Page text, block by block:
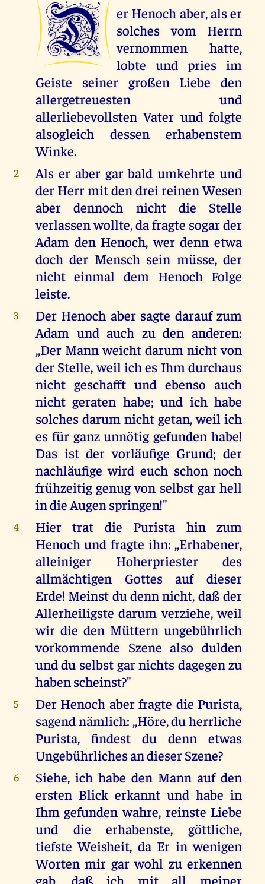
D
er Henoch aber, als er
solches vom Herrn
vernommen hatte,
lobte und pries im
Geiste seiner großen Liebe den
allergetreuesten und
allerliebevollsten Vater und folgte
alsogleich dessen erhabenstem
Winke.
2
Als er aber gar bald umkehrte und
der Herr mit den drei reinen Wesen
aber dennoch nicht die Stelle
verlassen wollte, da fragte sogar der
Adam den Henoch, wer denn etwa
doch der Mensch sein müsse, der
nicht einmal dem Henoch Folge
leiste.
3
Der Henoch aber sagte darauf zum
Adam und auch zu den anderen:
,,Der Mann weicht darum nicht von
der Stelle, weil ich es Ihm durchaus
nicht geschafft und ebenso auch
nicht geraten habe; und ich habe
solches darum nicht getan, weil ich
es für ganz unnötig gefunden habe!
Das ist der vorläufige Grund; der
nachläufige wird euch schon noch
frühzeitig genug von selbst gar hell
in die Augen springen!"
4
Hier trat die Purista hin zum
Henoch und fragte ihn: ,,Erhabener,
alleiniger Hoherpriester des
allmächtigen Gottes auf dieser
Erde! Meinst du denn nicht, daß der
Allerheiligste darum verziehe, weil
wir die den Müttern ungebührlich
vorkommende Szene also dulden
und du selbst gar nichts dagegen zu
haben scheinst?"
5
Der Henoch aber fragte die Purista,
sagend nämlich: ,,Höre, du herrliche
Purista, findest du denn etwas
Ungebührliches an dieser Szene?
6
Siehe, ich habe den Mann auf den
ersten Blick erkannt und habe in
Ihm gefunden wahre, reinste Liebe
und die erhabenste, göttliche,
tiefste Weisheit, da Er in wenigen
Worten mir gar wohl zu erkennen
gab, daß ich mit all meiner